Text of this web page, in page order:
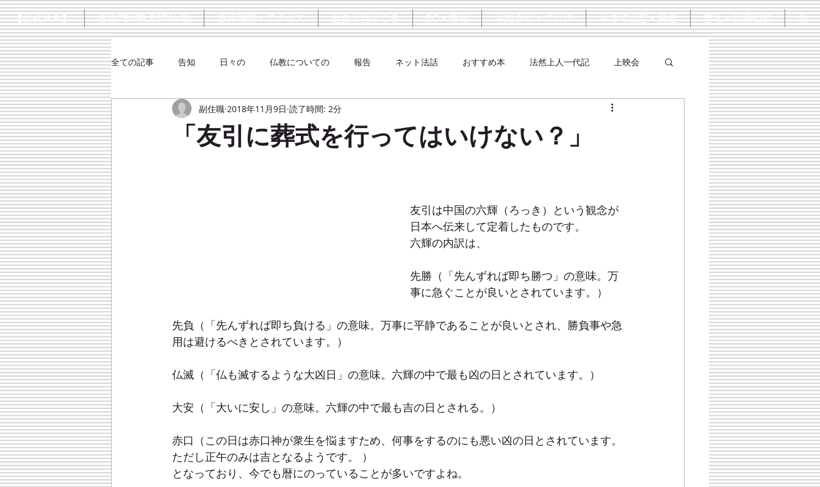
【公式ＨＰ】 宿坊TEMPLESTAY観 参拝時間・アクセス 歴史と見どころ EC・寄付 お知らせ・ブログ お寺で出店・開催 墓地・供養相談 他
全ての記事 告知 日々の 仏教についての 報告 ネット法話 おすすめ本 法然上人一代記 上映会
大楠口伝抄
「友引に葬式を行ってはいけない？」
副住職 2018年11月9日 読了時間: 2分
友引は中国の六輝（ろっき）という観念が
日本へ伝来して定着したものです。
六輝の内訳は、
先勝（「先んずれば即ち勝つ」の意味。万
事に急ぐことが良いとされています。）
先負（「先んずれば即ち負ける」の意味。万事に平静であることが良いとされ、勝負事や急
用は避けるべきとされています。）
仏滅（「仏も滅するような大凶日」の意味。六輝の中で最も凶の日とされています。）
大安（「大いに安し」の意味。六輝の中で最も吉の日とされる。）
赤口（この日は赤口神が衆生を悩ますため、何事をするのにも悪い凶の日とされています。
ただし正午のみは吉となるようです。 ）
となっており、今でも暦にのっていることが多いですよね。